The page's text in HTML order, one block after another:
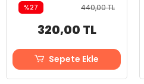
%27 440,00 TL
320,00 TL
Sepete Ekle